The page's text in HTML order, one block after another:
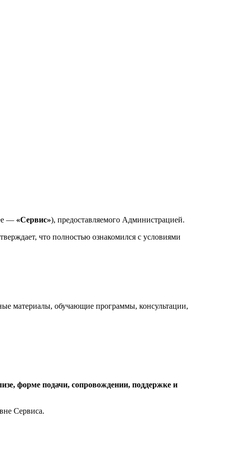
— «Сервис»), предоставляемого Администрацией.
что полностью ознакомился с условиями
материалы, обучающие программы, консультации,
форме подачи, сопровождении, поддержке и
Сервиса.